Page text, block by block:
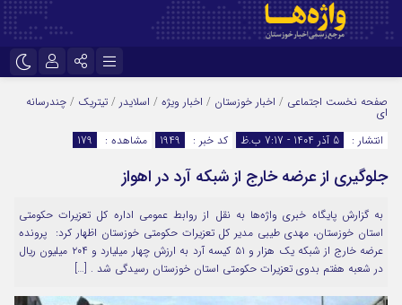
اینستاگرام
تلگرام
سروش
ایتا
آپارات
اپلیکیشن
مرا به خاطر بسپار
صفحه نخست اجتماعی / اخبار خوزستان / اخبار ویژه / اسلایدر / تیتریک / چندرسانه
ای
انتشار :
5 آذر 1404 - 7:17 ب.ظ کد خبر : 1949 مشاهده : 179
جلوگیری از عرضه خارج از شبکه آرد در اهواز
به گزارش پایگاه خبری واژه‌ها به نقل از روابط عمومی اداره کل تعزیرات حکومتی
استان خوزستان، مهدی طیبی مدیر کل تعزیرات حکومتی خوزستان اظهار کرد: پرونده
عرضه خارج از شبکه یک هزار و ۵۱ کیسه آرد به ارزش چهار میلیارد و ۲۰۴ میلیون ریال
در شعبه هفتم بدوی تعزیرات حکومتی استان خوزستان رسیدگی شد . […]